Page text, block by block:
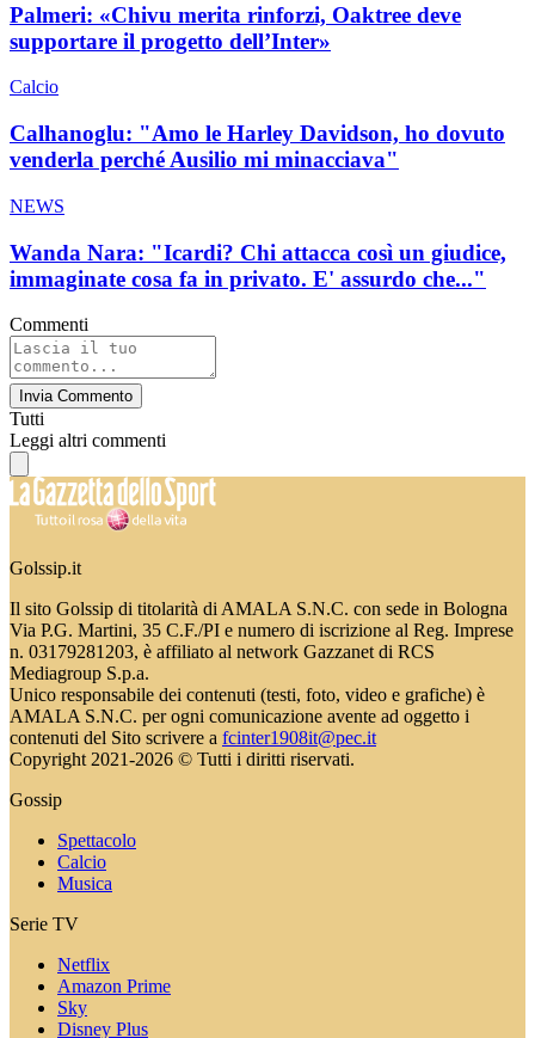
Palmeri: «Chivu merita rinforzi, Oaktree deve
supportare il progetto dell’Inter»
Calcio
Calhanoglu: "Amo le Harley Davidson, ho dovuto
venderla perché Ausilio mi minacciava"
NEWS
Wanda Nara: "Icardi? Chi attacca così un giudice,
immaginate cosa fa in privato. E' assurdo che..."
Commenti
Invia Commento
Tutti
Leggi altri commenti
Golssip.it
Il sito Golssip di titolarità di AMALA S.N.C. con sede in Bologna
Via P.G. Martini, 35 C.F./PI e numero di iscrizione al Reg. Imprese
n. 03179281203, è affiliato al network Gazzanet di RCS
Mediagroup S.p.a.
Unico responsabile dei contenuti (testi, foto, video e grafiche) è
AMALA S.N.C. per ogni comunicazione avente ad oggetto i
contenuti del Sito scrivere a fcinter1908it@pec.it
Copyright 2021-2026 © Tutti i diritti riservati.
Gossip
Spettacolo
Calcio
Musica
Serie TV
Netflix
Amazon Prime
Sky
Disney Plus